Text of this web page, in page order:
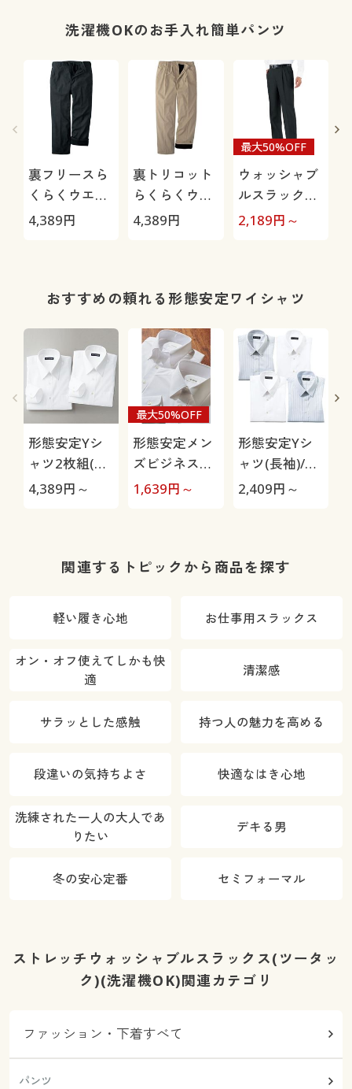
洗濯機OKのお手入れ簡単パンツ
裏フリースら
くらくウエス
トパンツ(ノー
4,389円
裏トリコット
らくらくウエ
ストパンツ(ノ
4,389円
ウォッシャブ
ルスラックス
(ツータック)
最大50%OFF
2,189円～
おすすめの頼れる形態安定ワイシャツ
形態安定Yシ
ャツ2枚組(長
袖)/出張・洗
4,389円～
形態安定メン
ズビジネス白
Yシャツ(長
最大50%OFF
1,639円～
形態安定Yシ
ャツ(長袖)/出
張・洗い替え
2,409円～
関連するトピックから商品を探す
軽い履き心地 お仕事用スラックス
オン・オフ使えてしかも快
適
清潔感
サラッとした感触 持つ人の魅力を高める
段違いの気持ちよさ 快適なはき心地
洗練された一人の大人であ
りたい
デキる男
冬の安心定番 セミフォーマル
ストレッチウォッシャブルスラックス(ツータッ
ク)(洗濯機OK)関連カテゴリ
ファッション・下着すべて
パンツ